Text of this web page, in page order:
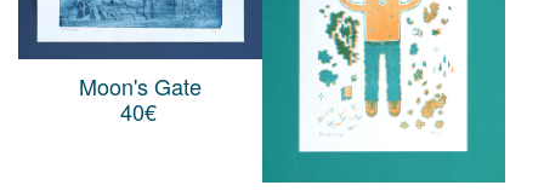
Moon's Gate
40€